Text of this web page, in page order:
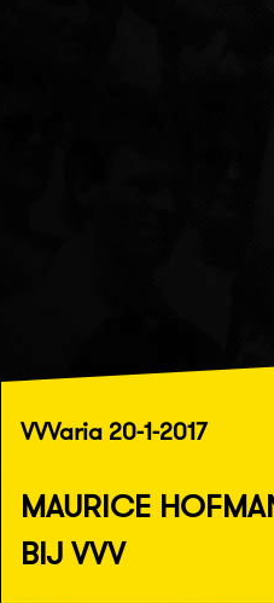
VVVaria 20-1-2017
MAURICE
BIJ VVV